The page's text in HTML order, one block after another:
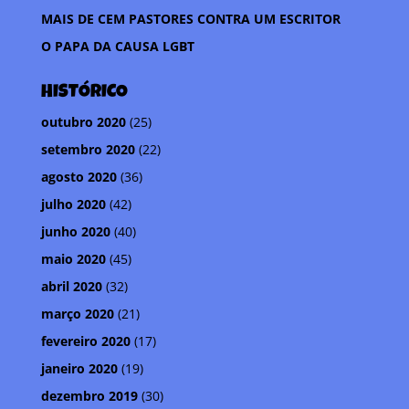
l
h
MAIS DE CEM PASTORES CONTRA UM ESCRITOR
O PAPA DA CAUSA LGBT
HISTÓRICO
outubro 2020(25)
setembro 2020(22)
agosto 2020(36)
julho 2020(42)
junho 2020(40)
maio 2020(45)
abril 2020(32)
março 2020(21)
fevereiro 2020(17)
janeiro 2020(19)
dezembro 2019(30)